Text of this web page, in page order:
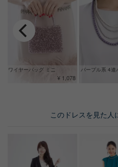
ワイヤーバッグ ミニ
¥ 1,078
このドレスを見た人